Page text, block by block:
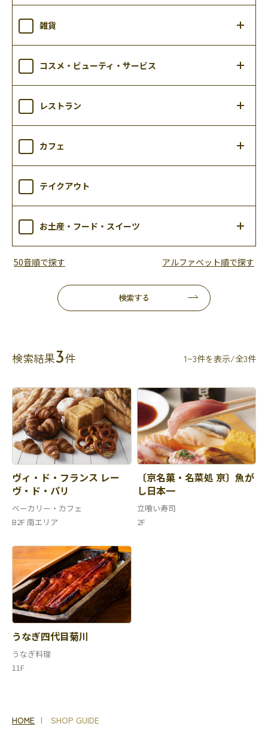
雑貨
コスメ・ビューティ・サービス
レストラン
カフェ
テイクアウト
お土産・フード・スイーツ
50音順で探す アルファベット順で探す
検索する
検索結果3件 1~3件を表示/全3件
ヴィ・ド・フランス レー
ヴ・ド・パリ
ベーカリー・カフェ
B2F 南エリア
〔京名菓・名菜処 亰〕魚が
し日本一
立喰い寿司
2F
うなぎ四代目菊川
うなぎ料理
11F
HOME SHOP GUIDE